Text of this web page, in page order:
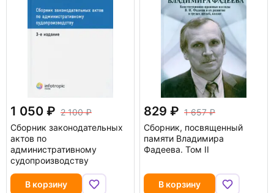
1 050
2 100
Сборник законодательных
актов по
административному
судопроизводству
В корзину
829
1 657
Сборник, посвященный
памяти Владимира
Фадеева. Том II
В корзину